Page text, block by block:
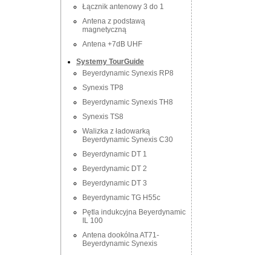
Łącznik antenowy 3 do 1
Antena z podstawą
magnetyczną
Antena +7dB UHF
Systemy TourGuide
Beyerdynamic Synexis RP8
Synexis TP8
Beyerdynamic Synexis TH8
Synexis TS8
Walizka z ładowarką
Beyerdynamic Synexis C30
Beyerdynamic DT 1
Beyerdynamic DT 2
Beyerdynamic DT 3
Beyerdynamic TG H55c
Pętla indukcyjna Beyerdynamic
IL 100
Antena dookólna AT71-
Beyerdynamic Synexis